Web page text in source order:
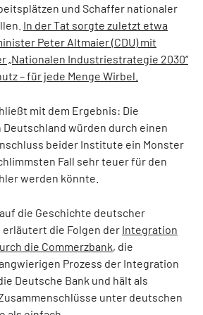
und Schaffer nationaler
In der Tat sorgte zuletzt etwa
Peter Altmaier (CDU) mit
„Nationalen Industriestrategie 2030“
– für jede Menge Wirbel.
mit dem Ergebnis: Die
würden durch einen
beider Institute ein Monster
Fall sehr teuer für den
werden könnte.
die Geschichte deutscher
die Folgen der Integration
die Commerzbank, die
Prozess der Integration
Deutsche Bank und hält als
unter deutschen